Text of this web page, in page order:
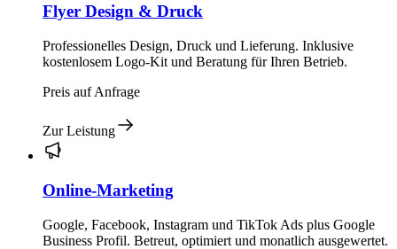
Flyer Design & Druck
Professionelles Design, Druck und Lieferung. Inklusive
kostenlosem Logo-Kit und Beratung für Ihren Betrieb.
Preis auf Anfrage
Zur Leistung
Online-Marketing
Google, Facebook, Instagram und TikTok Ads plus Google
Business Profil. Betreut, optimiert und monatlich ausgewertet.